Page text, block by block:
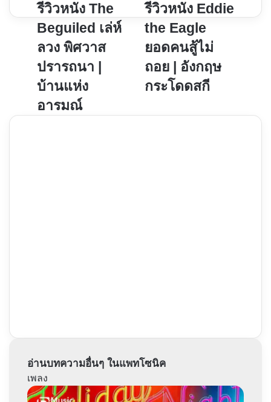
รีวิว
หนัง
The
Beguiled
เล่ห์
ลวง
ปรารถนา
รีวิวหนัง The
Beguiled เล่ห์
ลวง พิศวาส
ปรารถนา |
บ้านแห่ง
อารมณ์
รีวิว
หนัง
Eddie
the
Eagle
ยอด
รีวิวหนัง Eddie
the Eagle
ยอดคนสู้ไม่
ถอย | อังกฤษ
กระโดดสกี
อ่านบทความอื่นๆ ในแพทโซนิค
เพลง